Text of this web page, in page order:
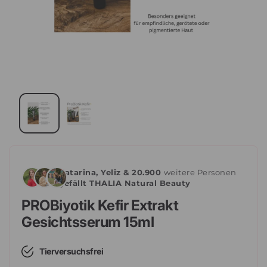
Katarina, Yeliz & 20.900 weitere Personen
gefällt THALIA Natural Beauty
PROBiyotik Kefir Extrakt
Gesichtsserum 15ml
Tierversuchsfrei